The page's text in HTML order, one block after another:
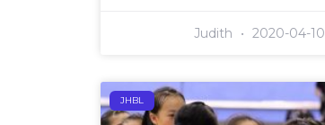
Judith 2020-04-10
JHBL